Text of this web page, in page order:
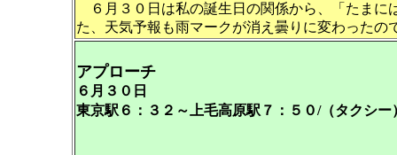
６月３０日は私の誕生日の関係から、「たまに
た、天気予報も雨マークが消え曇りに変わった
アプローチ
６月３０日
東京駅６：３２～上毛高原駅７：５０/（タクシ